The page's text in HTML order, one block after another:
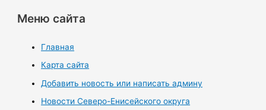
Меню сайта
Главная
Карта сайта
Добавить новость или написать админу
Новости Северо-Енисейского округа